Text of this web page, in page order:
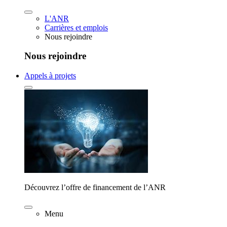
L'ANR
Carrières et emplois
Nous rejoindre
Nous rejoindre
Appels à projets
Découvrez l’offre de financement de l’ANR
Menu